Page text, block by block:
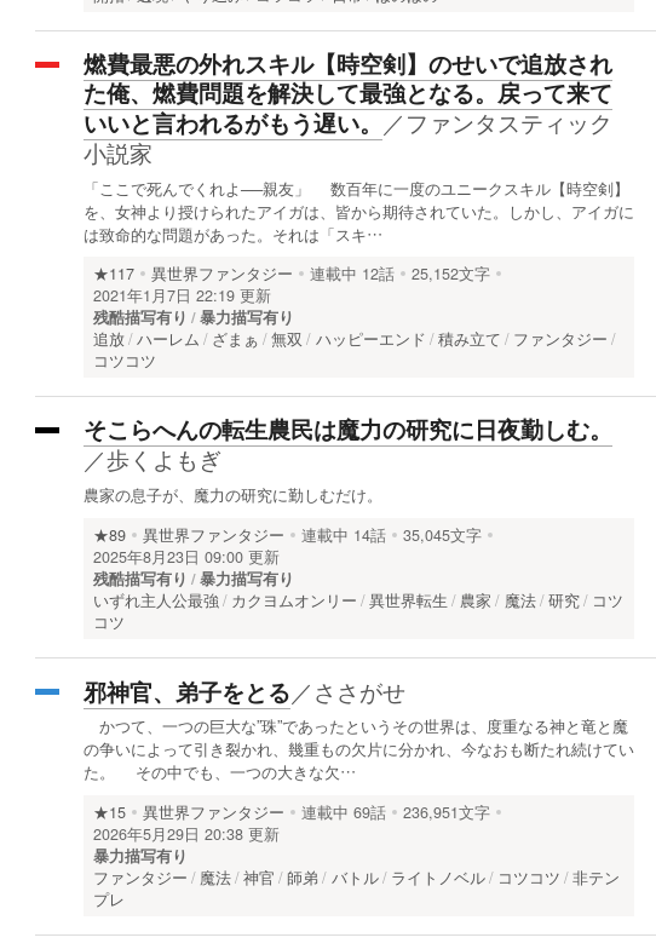
燃費最悪の外れスキル【時空剣】のせいで追放され
た俺、燃費問題を解決して最強となる。戻って来て
いいと言われるがもう遅い。 ／ファンタスティック
小説家
「ここで死んでくれよ──親友」 数百年に一度のユニークスキル【時空剣】
を、女神より授けられたアイガは、皆から期待されていた。しかし、アイガに
は致命的な問題があった。それは「スキ…
★117 異世界ファンタジー 連載中 12話
25,152文字
2021年1月7日 22:19 更新
残酷描写有り
暴力描写有り
追放 ハーレム ざまぁ 無双 ハッピーエンド 積み立て
ファンタジー
コツコツ
そこらへんの転生農民は魔力の研究に日夜勤しむ。
／歩くよもぎ
農家の息子が、魔力の研究に勤しむだけ。
★89 異世界ファンタジー 連載中 14話
35,045文字
2025年8月23日 09:00 更新
残酷描写有り
暴力描写有り
いずれ主人公最強
カクヨムオンリー 異世界転生 農家 魔法 研究
コツ
コツ
邪神官、弟子をとる／ささがせ
かつて、一つの巨大な”珠”であったというその世界は、度重なる神と竜と魔
の争いによって引き裂かれ、幾重もの欠片に分かれ、今なおも断たれ続けてい
た。 その中でも、一つの大きな欠…
★15 異世界ファンタジー 連載中 69話
236,951文字
2026年5月29日 20:38 更新
暴力描写有り
ファンタジー
魔法 神官 師弟 バトル ライトノベル コツコツ
非テン
プレ